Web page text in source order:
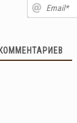
КОММЕНТАРИЕВ